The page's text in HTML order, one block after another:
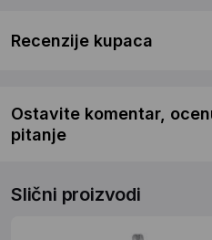
Recenzije kupaca
Ostavite komentar,
pitanje
Slični proizvodi